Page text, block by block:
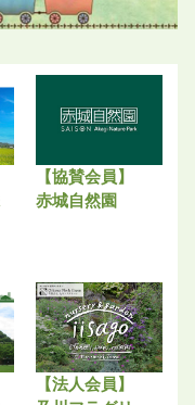
【協賛会員】
赤城自然園
【法人会員】